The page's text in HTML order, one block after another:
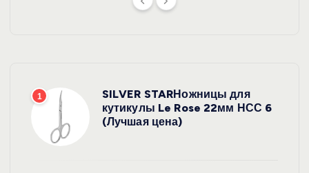
1
SILVER STARНожницы для
кутикулы Le Rose 22мм НСС 6
(Лучшая цена)